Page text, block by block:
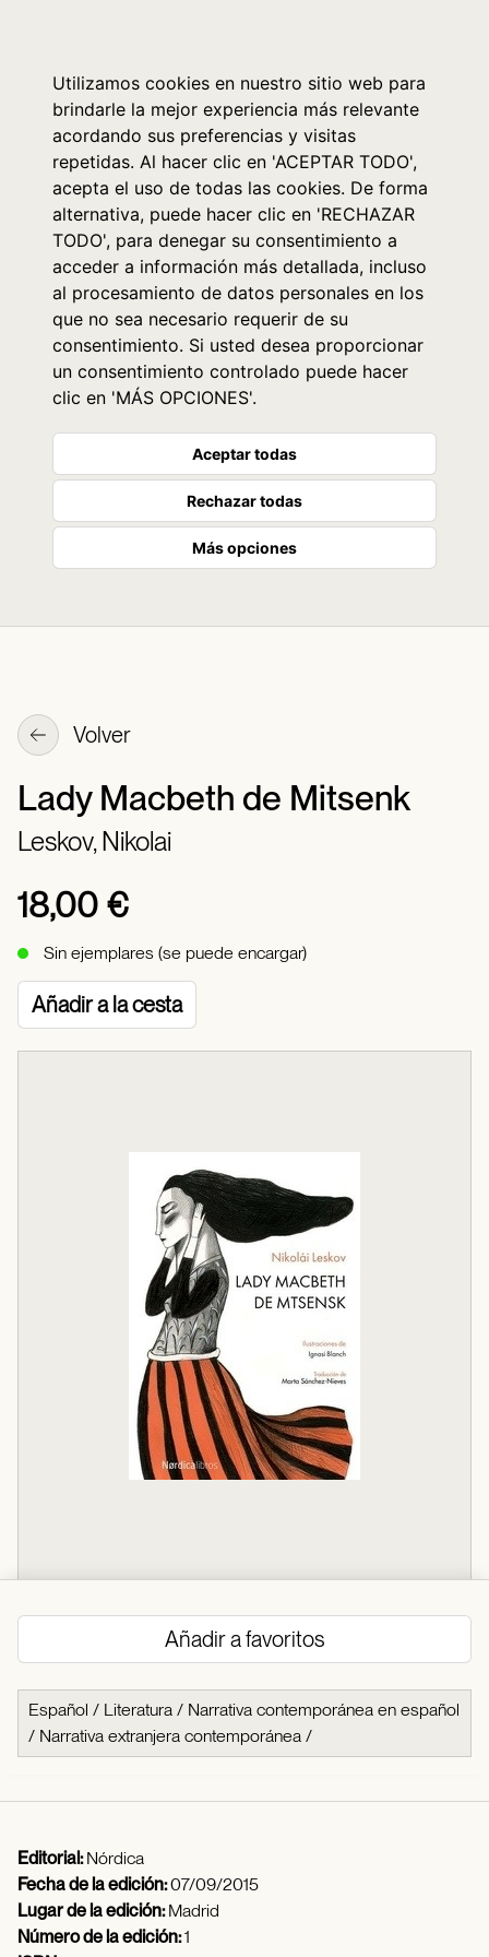
Utilizamos cookies en nuestro sitio web para
brindarle la mejor experiencia más relevante
acordando sus preferencias y visitas
repetidas. Al hacer clic en 'ACEPTAR TODO',
acepta el uso de todas las cookies. De forma
alternativa, puede hacer clic en 'RECHAZAR
TODO', para denegar su consentimiento a
acceder a información más detallada, incluso
al procesamiento de datos personales en los
que no sea necesario requerir de su
consentimiento. Si usted desea proporcionar
un consentimiento controlado puede hacer
clic en 'MÁS OPCIONES'.
Aceptar todas
Rechazar todas
Más opciones
Volver
Lady Macbeth de Mitsenk
Leskov, Nikolai
18,00 €
Sin ejemplares (se puede encargar)
Añadir a la cesta
Añadir a favoritos
Español / Literatura / Narrativa contemporánea en español
/ Narrativa extranjera contemporánea /
Editorial:Nórdica
Fecha de la edición:07/09/2015
Lugar de la edición:Madrid
Número de la edición:1